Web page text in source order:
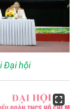
Đại hội